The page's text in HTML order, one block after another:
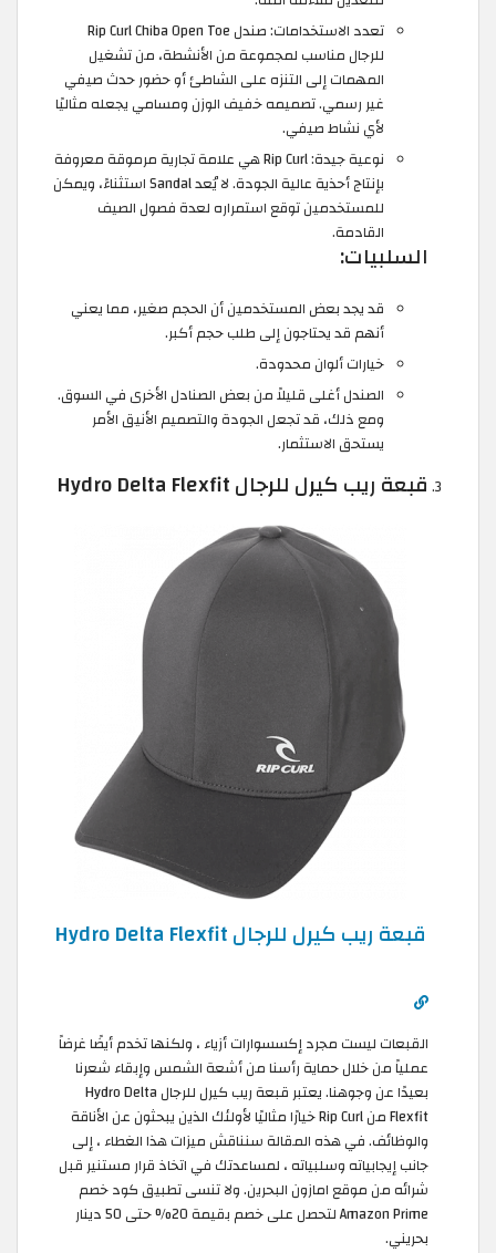
تعدد الاستخدامات: صندل Rip Curl Chiba Open Toe
للرجال مناسب لمجموعة من الأنشطة، من تشغيل
المهمات إلى التنزه على الشاطئ أو حضور حدث صيفي
غير رسمي. تصميمه خفيف الوزن ومسامي يجعله مثاليًا
لأي نشاط صيفي.
نوعية جيدة: Rip Curl هي علامة تجارية مرموقة معروفة
بإنتاج أحذية عالية الجودة. لا يُعد Sandal استثناءً، ويمكن
للمستخدمين توقع استمراره لعدة فصول الصيف
القادمة.
السلبيات:
قد يجد بعض المستخدمين أن الحجم صغير، مما يعني
أنهم قد يحتاجون إلى طلب حجم أكبر.
خيارات ألوان محدودة.
الصندل أغلى قليلاً من بعض الصنادل الأخرى في السوق.
ومع ذلك، قد تجعل الجودة والتصميم الأنيق الأمر
يستحق الاستثمار.
قبعة ريب كيرل للرجال Hydro Delta Flexfit
قبعة ريب كيرل للرجال Hydro Delta Flexfit
القبعات ليست مجرد إكسسوارات أزياء ، ولكنها تخدم أيضًا غرضاً
عملياً من خلال حماية رأسنا من أشعة الشمس وإبقاء شعرنا
بعيدًا عن وجوهنا. يعتبر قبعة ريب كيرل للرجال Hydro Delta
Flexfit من Rip Curl خيارًا مثاليًا لأولئك الذين يبحثون عن الأناقة
والوظائف. في هذه المقالة سنناقش ميزات هذا الغطاء ، إلى
جانب إيجابياته وسلبياته ، لمساعدتك في اتخاذ قرار مستنير قبل
شرائه من موقع امازون البحرين. ولا تنسى تطبيق كود خصم
Amazon Prime لتحصل على خصم بقيمة 20% حتى 50 دينار
بحريني.